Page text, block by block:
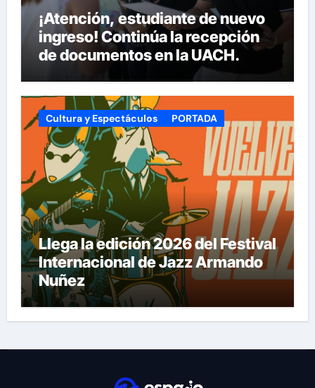
¡Atención, estudiante de nuevo
ingreso! Continúa la recepción
de documentos en la UACH.
Cultura y Espectáculos PORTADA
Llega la edición 2026 del Festival
Internacional de Jazz Armando
Nuñez